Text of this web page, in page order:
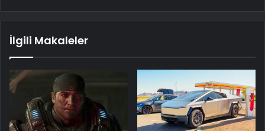
İlgili Makaleler